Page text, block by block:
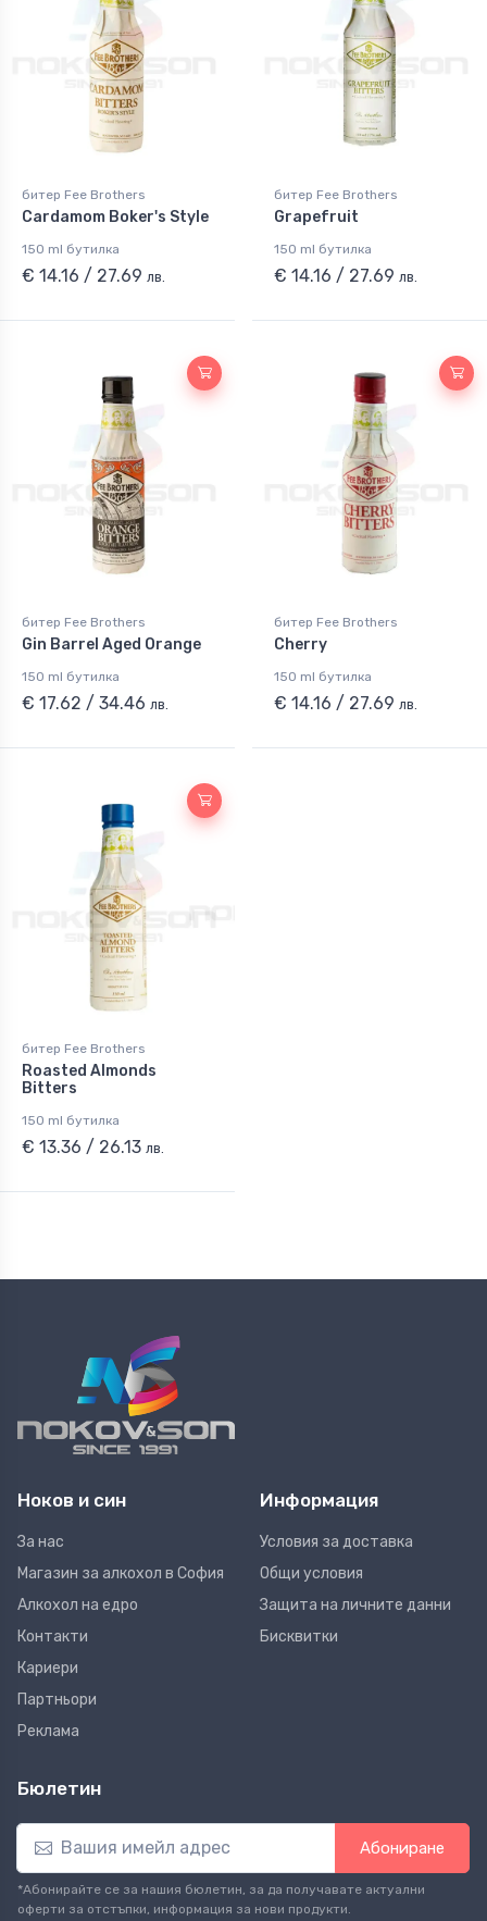
битер Fee Brothers
Cardamom Boker's Style
150 ml бутилка
€ 14.16 / 27.69 лв.
битер Fee Brothers
Grapefruit
150 ml бутилка
€ 14.16 / 27.69 лв.
битер Fee Brothers
Gin Barrel Aged Orange
150 ml бутилка
€ 17.62 / 34.46 лв.
битер Fee Brothers
Cherry
150 ml бутилка
€ 14.16 / 27.69 лв.
битер Fee Brothers
Roasted Almonds
Bitters
150 ml бутилка
€ 13.36 / 26.13 лв.
Ноков и син
За нас
Магазин за алкохол в София
Алкохол на едро
Контакти
Кариери
Партньори
Реклама
Информация
Условия за доставка
Общи условия
Защита на личните данни
Бисквитки
Бюлетин
Абониране
*Абонирайте се за нашия бюлетин, за да получавате актуални
оферти за отстъпки, информация за нови продукти.